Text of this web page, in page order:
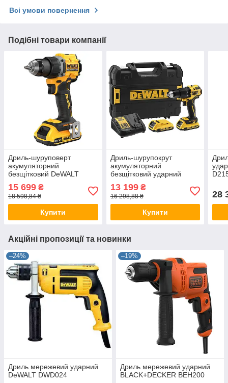
Всі умови повернення
Подібні товари компанії
Дриль-шуруповерт
акумуляторний
безщітковий DeWALT
DCD794D2T
15 699 ₴
18 598,84 ₴
Купити
Дриль-шурупокрут
акумуляторний
безщітковий ударний
DeWALT DCD709D2T
13 199₴
16 298,88 ₴
Купити
28
Акційні пропозиції та новинки
–24%
Дриль мережевий ударний
DeWALT DWD024
–19%
Дриль мережевий ударний
BLACK+DECKER BEH200